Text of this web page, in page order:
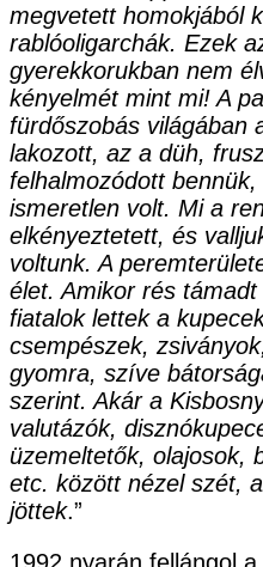
megvetett homokjából
rablóoligarchák. Ezek
gyerekkorukban nem
kényelmét mint mi! A
fürdőszobás világában
lakozott, az a düh,
felhalmozódott
ismeretlen volt. Mi a
elkényeztetett, és
voltunk. A
élet. Amikor rés
fiatalok lettek a
csempészek,
gyomra, szíve
szerint. Akár a
valutázók,
üzemeltetők, olajosok,
etc. között nézel szét,
jöttek.”